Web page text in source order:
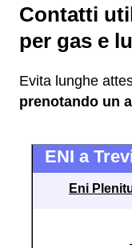
Contatti
per gas e
Evita lunghe
prenotando un
ENI a
Eni